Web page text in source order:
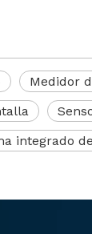
Medidor
integrado